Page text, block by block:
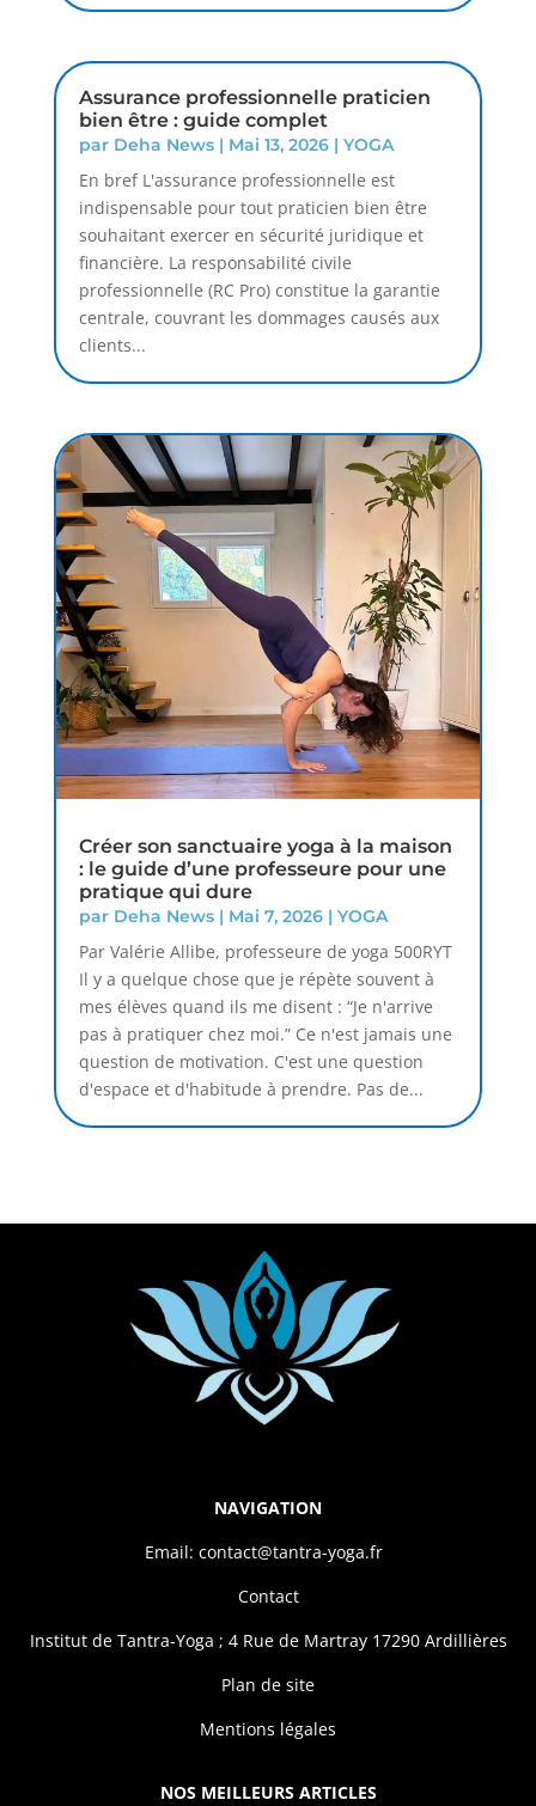
Assurance professionnelle praticien
bien être : guide complet
par Deha News| Mai 13, 2026| YOGA
En bref L'assurance professionnelle est
indispensable pour tout praticien bien être
souhaitant exercer en sécurité juridique et
financière. La responsabilité civile
professionnelle (RC Pro) constitue la garantie
centrale, couvrant les dommages causés aux
clients...
Créer son sanctuaire yoga à la maison
: le guide d’une professeure pour une
pratique qui dure
par Deha News| Mai 7, 2026| YOGA
Par Valérie Allibe, professeure de yoga 500RYT
Il y a quelque chose que je répète souvent à
mes élèves quand ils me disent : “Je n'arrive
pas à pratiquer chez moi.” Ce n'est jamais une
question de motivation. C'est une question
d'espace et d'habitude à prendre. Pas de...
NAVIGATION
Email: contact@tantra-yoga.fr
Contact
Institut de Tantra-Yoga ; 4 Rue de Martray 17290 Ardillières
Plan de site
Mentions légales
NOS MEILLEURS ARTICLES